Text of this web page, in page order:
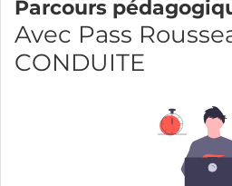
Parcours
Avec Pass
CONDUITE